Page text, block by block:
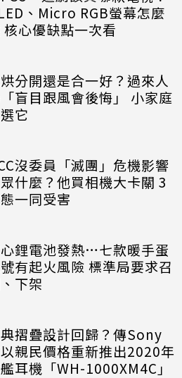
、Micro RGB螢幕怎麼
核心優缺點一次看
分開還是合一好？過來人
盲目跟風會後悔」 小家庭
它
沒委員「滅團」危機影響
什麼？他買相機大卡關 3
一同受害
鋰電池發熱…七款暖手蛋
有起火風險 標準局要求召
下架
摺疊設計回歸？傳Sony
親民價格重新推出2020年
耳機「WH-1000XM4C」